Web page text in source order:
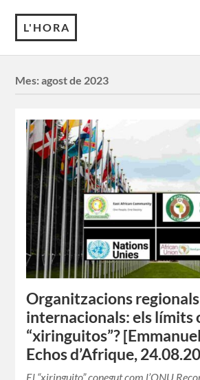
L'HORA
Mes:agost de 2023
Organitzacions
internacionals: els límits
“xiringuitos”?
Echos d’Afrique,
El “xiringuito” conegut com l’ONU